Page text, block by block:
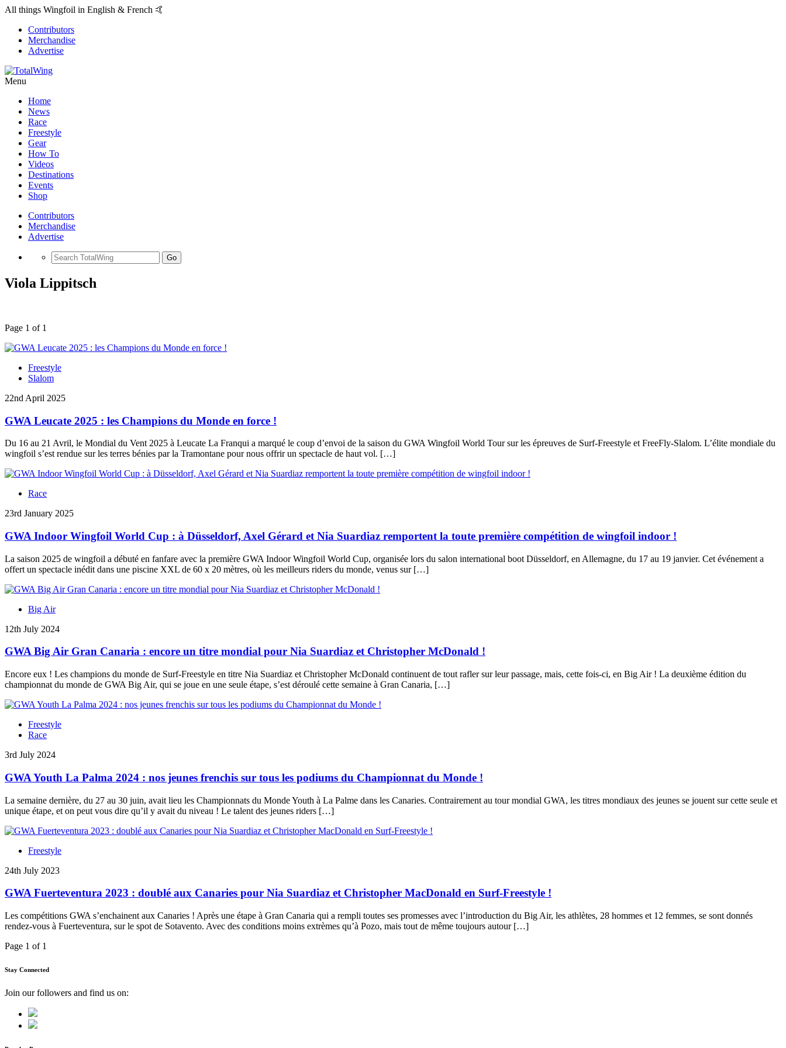
All things Wingfoil in English & French 🤙
Contributors
Merchandise
Advertise
Menu
Home
News
Race
Freestyle
Gear
How To
Videos
Destinations
Events
Shop
Contributors
Merchandise
Advertise
Go
Viola Lippitsch
Page 1 of 1
Freestyle
Slalom
22nd April 2025
GWA Leucate 2025 : les Champions du Monde en force !
Du 16 au 21 Avril, le Mondial du Vent 2025 à Leucate La Franqui a marqué le coup d’envoi de la saison du GWA Wingfoil World Tour sur les épreuves de Surf-Freestyle et FreeFly-Slalom.​ L’élite mondiale du
wingfoil s’est rendue sur les terres bénies par la Tramontane pour nous offrir un spectacle de haut vol. […]
Race
23rd January 2025
GWA Indoor Wingfoil World Cup : à Düsseldorf, Axel Gérard et Nia Suardiaz remportent la toute première compétition de wingfoil indoor !
La saison 2025 de wingfoil a débuté en fanfare avec la première GWA Indoor Wingfoil World Cup, organisée lors du salon international boot Düsseldorf, en Allemagne, du 17 au 19 janvier. Cet événement a
offert un spectacle inédit dans une piscine XXL de 60 x 20 mètres, où les meilleurs riders du monde, venus sur […]
Big Air
12th July 2024
GWA Big Air Gran Canaria : encore un titre mondial pour Nia Suardiaz et Christopher McDonald !
Encore eux ! Les champions du monde de Surf-Freestyle en titre Nia Suardiaz et Christopher McDonald continuent de tout rafler sur leur passage, mais, cette fois-ci, en Big Air ! La deuxième édition du
championnat du monde de GWA Big Air, qui se joue en une seule étape, s’est déroulé cette semaine à Gran Canaria, […]
Freestyle
Race
3rd July 2024
GWA Youth La Palma 2024 : nos jeunes frenchis sur tous les podiums du Championnat du Monde !
La semaine dernière, du 27 au 30 juin, avait lieu les Championnats du Monde Youth à La Palme dans les Canaries. Contrairement au tour mondial GWA, les titres mondiaux des jeunes se jouent sur cette seule et
unique étape, et on peut vous dire qu’il y avait du niveau ! Le talent des jeunes riders […]
Freestyle
24th July 2023
GWA Fuerteventura 2023 : doublé aux Canaries pour Nia Suardiaz et Christopher MacDonald en Surf-Freestyle !
Les compétitions GWA s’enchainent aux Canaries ! Après une étape à Gran Canaria qui a rempli toutes ses promesses avec l’introduction du Big Air, les athlètes, 28 hommes et 12 femmes, se sont donnés
rendez-vous à Fuerteventura, sur le spot de Sotavento. Avec des conditions moins extrèmes qu’à Pozo, mais tout de même toujours autour […]
Page 1 of 1
Stay Connected
Join our followers and find us on: